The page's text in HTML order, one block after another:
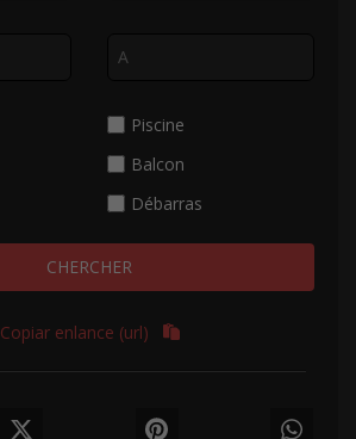
Piscine
Balcon
Débarras
CHERCHER
Copiar enlance (url)